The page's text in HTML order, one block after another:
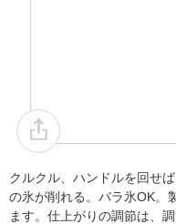
クルクル、ハンドルを回せ
の氷が削れる。バラ氷OK。
ます。仕上がりの調節は、